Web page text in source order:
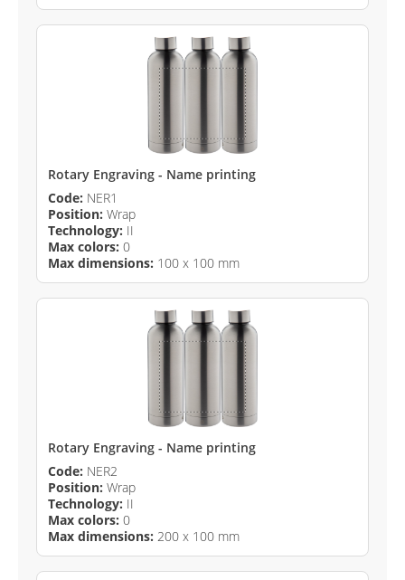
Rotary Engraving - Name printing
Code: NER1
Position: Wrap
Technology: II
Max colors: 0
Max dimensions: 100 x 100 mm
Rotary Engraving - Name printing
Code: NER2
Position: Wrap
Technology: II
Max colors: 0
Max dimensions: 200 x 100 mm